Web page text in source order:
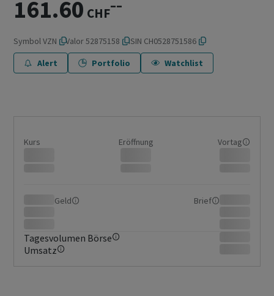
161.60 CHF––
SymbolVZN Valor52875158 ISIN CH0528751586
Alert
Portfolio Watchlist
Kurs Eröffnung Vortag
Geld Brief
Tagesvolumen Börse
Umsatz